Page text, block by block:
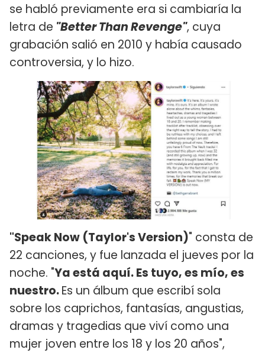
se habló previamente era si cambiaría la
letra de "Better Than Revenge", cuya
grabación salió en 2010 y había causado
controversia, y lo hizo.
"Speak Now (Taylor's Version)" consta de
22 canciones, y fue lanzada el jueves por la
noche. "Ya está aquí. Es tuyo, es mío, es
nuestro.Es un álbum que escribí sola
sobre los caprichos, fantasías, angustias,
dramas y tragedias que viví como una
mujer joven entre los 18 y los 20 años",